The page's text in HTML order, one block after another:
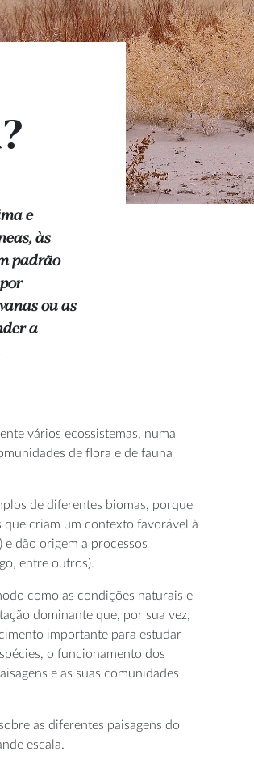
e
às
padrão
ou as
a
vários ecossistemas, numa
de flora e de fauna
de diferentes biomas, porque
criam um contexto favorável à
dão origem a processos
entre outros).
como as condições naturais e
dominante que, por sua vez,
importante para estudar
o funcionamento dos
e as suas comunidades
as diferentes paisagens do
escala.